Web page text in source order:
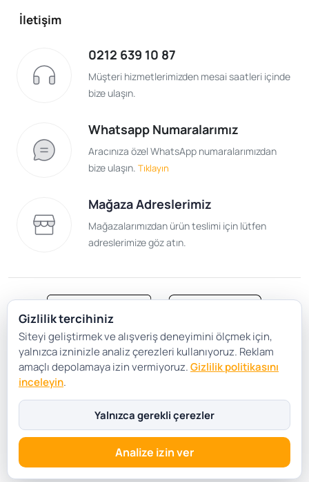
İletişim
0212 639 10 87
Müşteri hizmetlerimizden mesai saatleri içinde
bize ulaşın.
Whatsapp Numaralarımız
Aracınıza özel WhatsApp numaralarımızdan
bize ulaşın. Tıklayın
Mağaza Adreslerimiz
Mağazalarımızdan ürün teslimi için lütfen
adreslerimize göz atın.
Satış Sözleşmesi
Gizlilik ve Güvenlik
Gizlilik Politikası
Çerez Tercihleri
Gizlilik tercihiniz
Siteyi geliştirmek ve alışveriş deneyimini ölçmek için,
yalnızca izninizle analiz çerezleri kullanıyoruz. Reklam
amaçlı depolamaya izin vermiyoruz.Gizlilik politikasını
inceleyin.
Yalnızca gerekli çerezler
Analize izin ver